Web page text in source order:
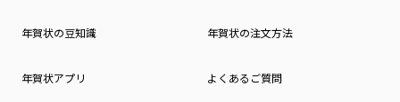
年賀状の豆知識 年賀状の注文方法
年賀状アプリ よくあるご質問